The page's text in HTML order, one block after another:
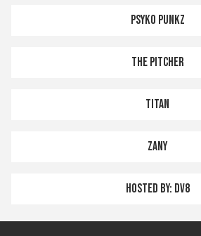
Psyko Punkz
The Pitcher
Titan
Zany
Hosted by: DV8